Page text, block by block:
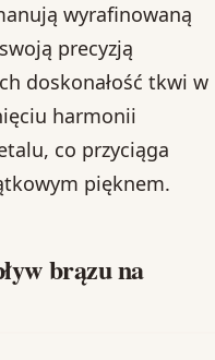
wyrafinowaną
precyzją
doskonałość tkwi w
harmonii
co przyciąga
pięknem.
brązu na